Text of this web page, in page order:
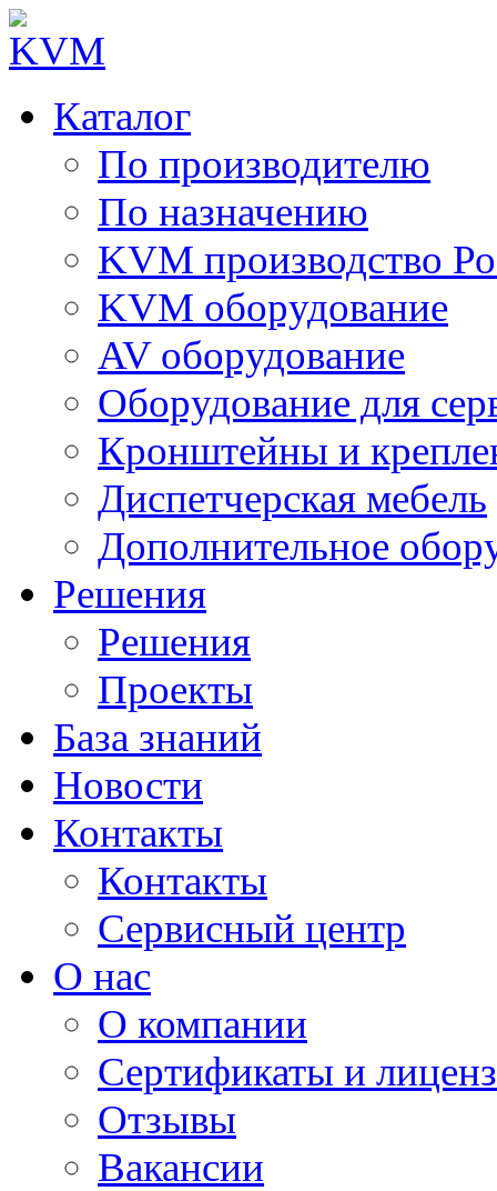
Каталог
По производителю
По назначению
KVM производство
KVM оборудование
AV оборудование
Оборудование для
Кронштейны и
Диспетчерская мебель
Дополнительное
Решения
Решения
Проекты
База знаний
Новости
Контакты
Контакты
Сервисный центр
О нас
О компании
Сертификаты и
Отзывы
Вакансии